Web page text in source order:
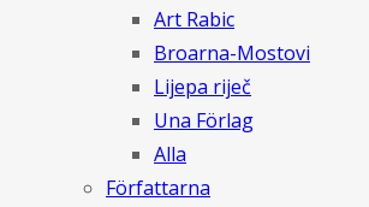
Art Rabic
Broarna-Mostovi
Lijepa riječ
Una Förlag
Alla
Författarna